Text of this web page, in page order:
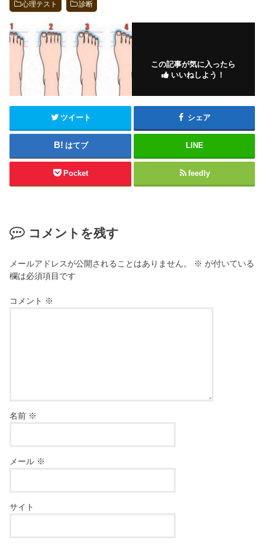
心理テスト 診断
この記事が気に入ったら
いいねしよう！
ツイート シェア
はてブ LINE
Pocket feedly
コメントを残す
メールアドレスが公開されることはありません。 ※ が付いている
欄は必須項目です
コメント ※
名前 ※
メール ※
サイト